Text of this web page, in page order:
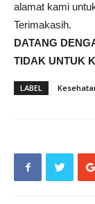
alamat kami
Terimakasih.
DATANG
TIDAK UNTUK
LABEL